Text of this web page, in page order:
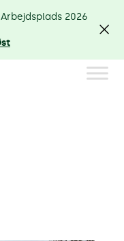
2026